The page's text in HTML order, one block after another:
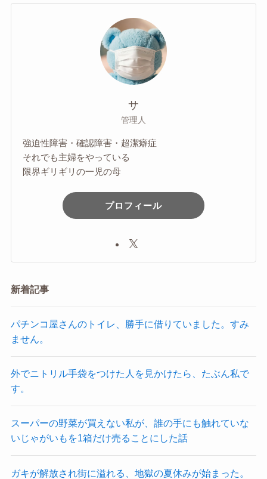
サ
管理人
強迫性障害・確認障害・超潔癖症
それでも主婦をやっている
限界ギリギリの一児の母
プロフィール
新着記事
パチンコ屋さんのトイレ、勝手に借りていました。すみ
ません。
外でニトリル手袋をつけた人を見かけたら、たぶん私で
す。
スーパーの野菜が買えない私が、誰の手にも触れていな
いじゃがいもを1箱だけ売ることにした話
ガキが解放され街に溢れる、地獄の夏休みが始まった。